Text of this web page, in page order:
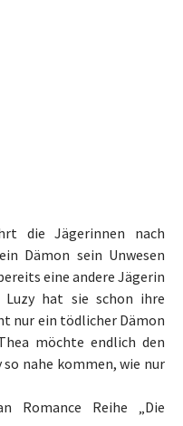
die Jägerinnen nach
Dämon sein Unwesen
eine andere Jägerin
hat sie schon ihre
nur ein tödlicher Dämon
möchte endlich den
nahe kommen, wie nur
Romance Reihe „Die